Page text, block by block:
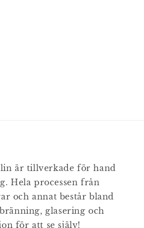
är tillverkade för hand
Hela processen från
och annat består bland
glasering och
för att se själv!